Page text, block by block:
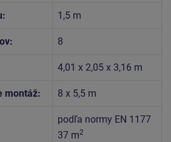
1,5 m
8
4,01 x 2,05 x 3,16 m
montáž: 8 x 5,5 m
podľa normy EN 1177
37 m2